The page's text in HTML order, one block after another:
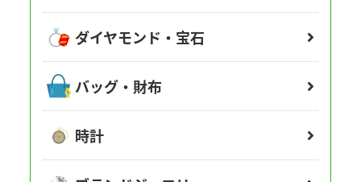
ダイヤモンド・宝石
バッグ・財布
時計